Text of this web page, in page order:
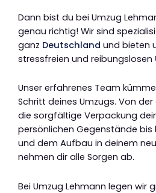
Dann bist du bei Umzug
genau richtig! Wir sind
ganz Deutschland und bieten
stressfreien und reibungslosen
Unser erfahrenes Team
Schritt deines Umzugs. Von
die sorgfältige Verpackung
persönlichen Gegenstände bis
und dem Aufbau in deinem
nehmen dir alle Sorgen ab.
Bei Umzug Lehmann legen wir